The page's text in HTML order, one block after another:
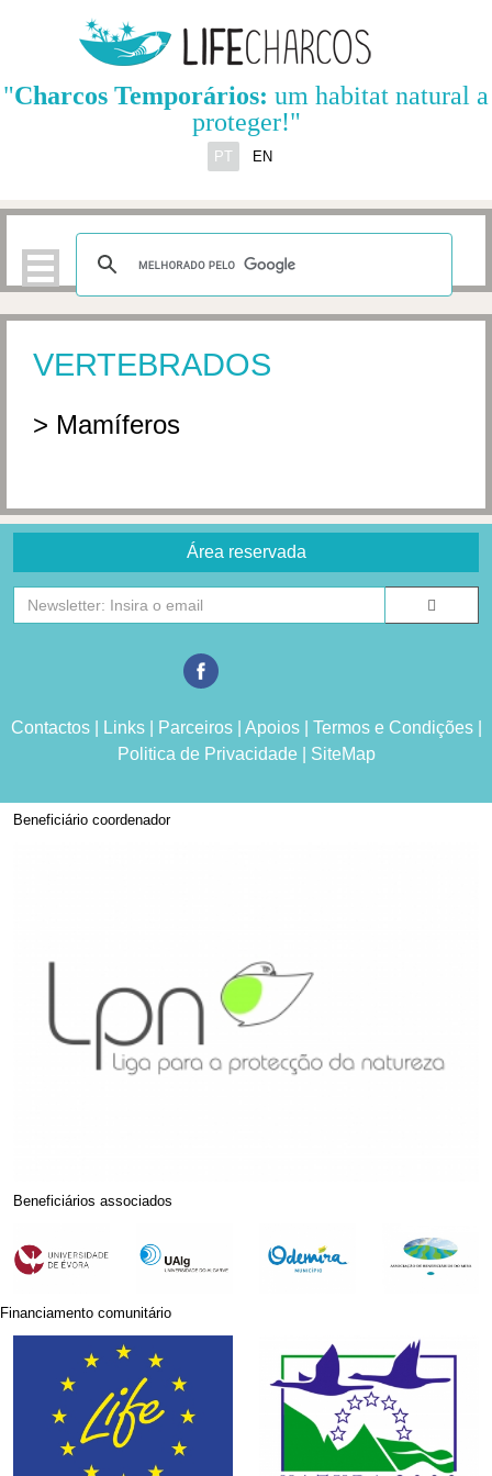
PT EN
"Charcos Temporários: um habitat natural a
proteger!"
VERTEBRADOS
> Mamíferos
Área reservada
Contactos| Links| Parceiros| Apoios| Termos e Condições|
Politica de Privacidade| SiteMap
Beneficiário coordenador
Beneficiários associados
Financiamento comunitário